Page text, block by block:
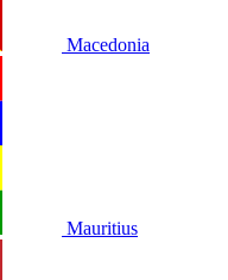
Macedonia
Mauritius